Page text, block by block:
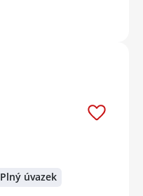
Plný úvazek